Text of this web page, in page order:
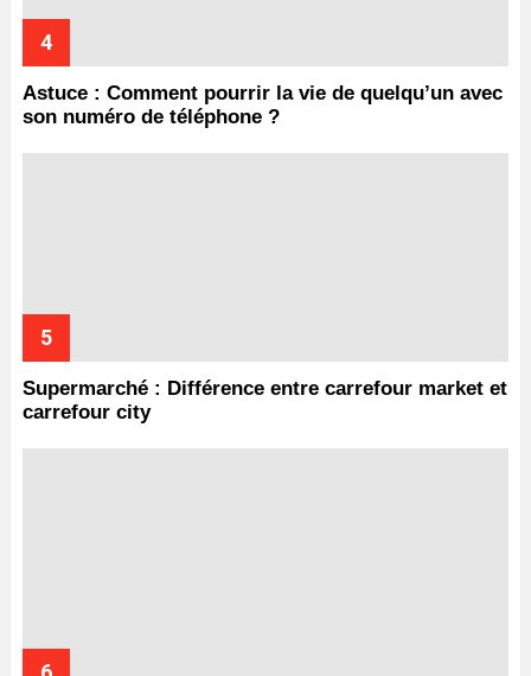
Astuce : Comment pourrir la vie de quelqu’un avec
son numéro de téléphone ?
Supermarché : Différence entre carrefour market et
carrefour city